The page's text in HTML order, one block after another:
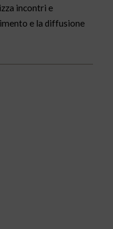
incontri e
e la diffusione